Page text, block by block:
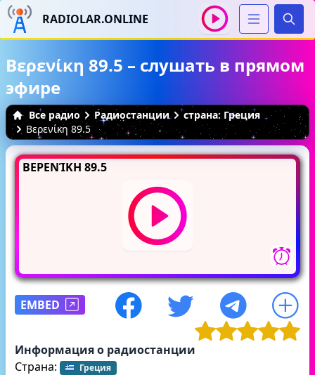
RADIOLAR.ONLINE
Βερενίκη 89.5 – слушать в прямом
эфире
Все радио Радиостанции
страна: Греция
Βερενίκη 89.5
ΒΕΡΕΝΊΚΗ 89.5
EMBED
Информация о радиостанции
Страна:
Греция